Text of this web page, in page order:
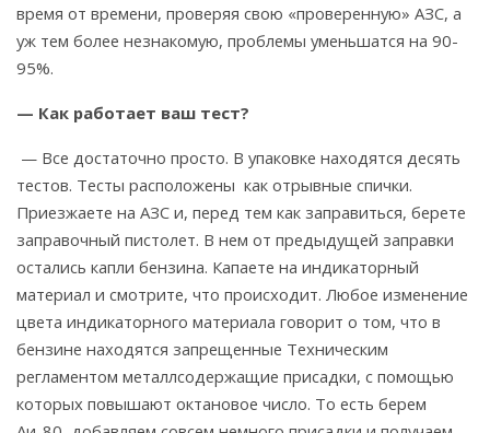
время от времени, проверяя свою «проверенную» АЗС, а
уж тем более незнакомую, проблемы уменьшатся на 90-
95%.
— Как работает ваш тест?
— Все достаточно просто. В упаковке находятся десять
тестов. Тесты расположены как отрывные спички.
Приезжаете на АЗС и, перед тем как заправиться, берете
заправочный пистолет. В нем от предыдущей заправки
остались капли бензина. Капаете на индикаторный
материал и смотрите, что происходит. Любое изменение
цвета индикаторного материала говорит о том, что в
бензине находятся запрещенные Техническим
регламентом металлсодержащие присадки, с помощью
которых повышают октановое число. То есть берем